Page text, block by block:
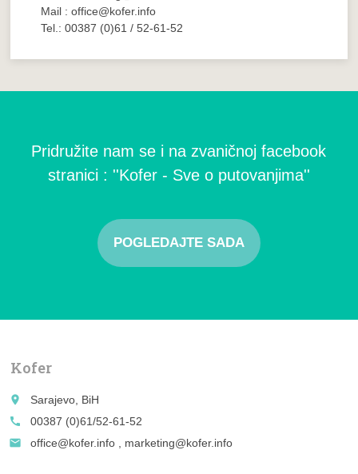
Mail : office@kofer.info
Tel.: 00387 (0)61 / 52-61-52
Pridružite nam se i na zvaničnoj facebook
stranici : ''Kofer - Sve o putovanjima''
POGLEDAJTE SADA
Kofer
place
Sarajevo, BiH
call
00387 (0)61/52-61-52
email
office@kofer.info , marketing@kofer.info